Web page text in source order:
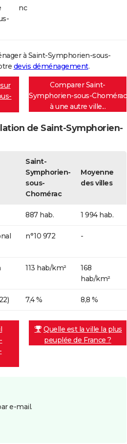
nc
à Saint-Symphorien-sous-
devis déménagement.
Comparer Saint-
Symphorien-sous-Chomérac
à une autre ville...
de Saint-Symphorien-
Saint-
Symphorien-
sous-
Chomérac
Moyenne
des villes
887 hab. 1 994 hab.
n°10 972 -
113 hab/km²
168
hab/km²
7,4 % 8,8 %
Quelle est la ville la plus
peuplée de France ?
e-mail.